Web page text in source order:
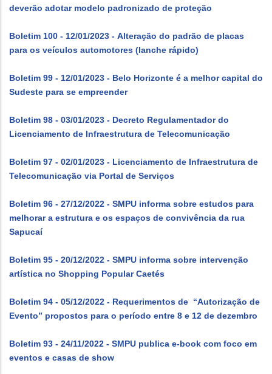
deverão adotar modelo padronizado de proteção
Boletim 100 - 12/01/2023 - Alteração do padrão de placas
para os veículos automotores (lanche rápido)
Boletim 99 - 12/01/2023 - Belo Horizonte é a melhor capital do
Sudeste para se empreender
Boletim 98 - 03/01/2023 - Decreto Regulamentador do
Licenciamento de Infraestrutura de Telecomunicação
Boletim 97 - 02/01/2023 - Licenciamento de Infraestrutura de
Telecomunicação via Portal de Serviços
Boletim 96 - 27/12/2022 - SMPU informa sobre estudos para
melhorar a estrutura e os espaços de convivência da rua
Sapucaí
Boletim 95 - 20/12/2022 - SMPU informa sobre intervenção
artística no Shopping Popular Caetés
Boletim 94 - 05/12/2022 - Requerimentos de “Autorização de
Evento” propostos para o período entre 8 e 12 de dezembro
Boletim 93 - 24/11/2022 - SMPU publica e-book com foco em
eventos e casas de show